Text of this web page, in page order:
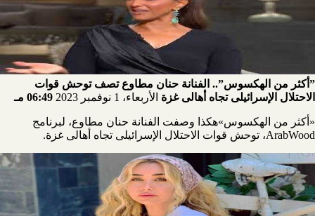
”أكثر من الهكسوس”.. الفنانة حنان مطاوع تصف توحش قوات
الاحتلال الإسرائيلى تجاه أهالى غزة الأربعاء، 1 نوفمبر 2023 06:49 مـ
«أكثر من الهكسوس»هكذا وصفت الفنانة حنان مطاوع، لبرنامج
ArabWood، توحش قوات الاحتلال الإسرائيلى تجاه أهالى غزة.